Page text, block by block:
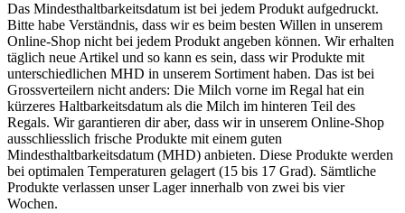
Das Mindesthaltbarkeitsdatum ist bei jedem Produkt aufgedruckt.
Bitte habe Verständnis, dass wir es beim besten Willen in unserem
Online-Shop nicht bei jedem Produkt angeben können. Wir erhalten
täglich neue Artikel und so kann es sein, dass wir Produkte mit
unterschiedlichen MHD in unserem Sortiment haben. Das ist bei
Grossverteilern nicht anders: Die Milch vorne im Regal hat ein
kürzeres Haltbarkeitsdatum als die Milch im hinteren Teil des
Regals. Wir garantieren dir aber, dass wir in unserem Online-Shop
ausschliesslich frische Produkte mit einem guten
Mindesthaltbarkeitsdatum (MHD) anbieten. Diese Produkte werden
bei optimalen Temperaturen gelagert (15 bis 17 Grad). Sämtliche
Produkte verlassen unser Lager innerhalb von zwei bis vier
Wochen.